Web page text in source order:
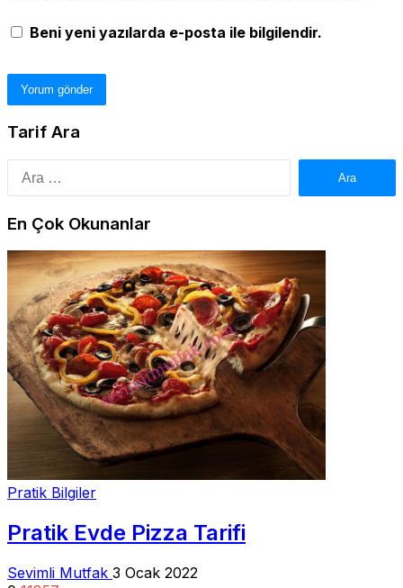
Beni yeni yazılarda e-posta ile bilgilendir.
Tarif Ara
Arama:
En Çok Okunanlar
Pratik Bilgiler
Pratik Evde Pizza Tarifi
Sevimli Mutfak 3 Ocak 2022